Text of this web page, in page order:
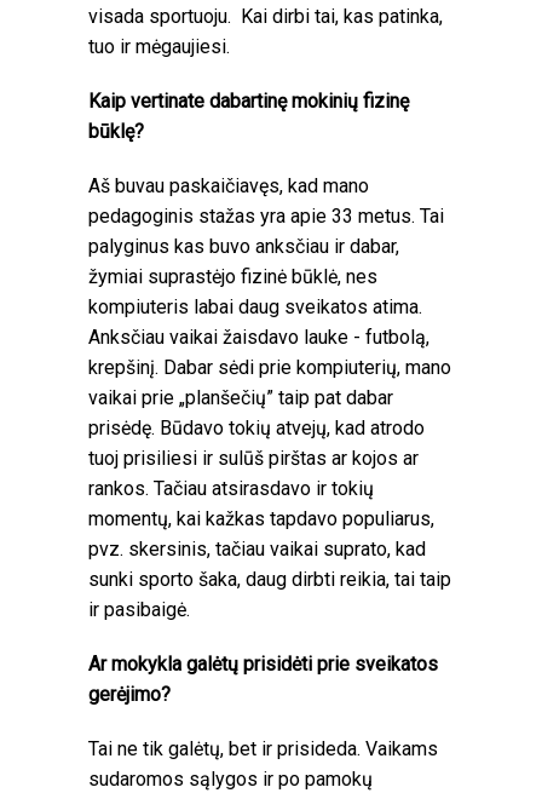
visada sportuoju. Kai dirbi tai, kas patinka,
tuo ir mėgaujiesi.
Kaip vertinate dabartinę mokinių fizinę
būklę?
Aš buvau paskaičiavęs, kad mano
pedagoginis stažas yra apie 33 metus. Tai
palyginus kas buvo anksčiau ir dabar,
žymiai suprastėjo fizinė būklė, nes
kompiuteris labai daug sveikatos atima.
Anksčiau vaikai žaisdavo lauke - futbolą,
krepšinį. Dabar sėdi prie kompiuterių, mano
vaikai prie „planšečių” taip pat dabar
prisėdę. Būdavo tokių atvejų, kad atrodo
tuoj prisiliesi ir sulūš pirštas ar kojos ar
rankos. Tačiau atsirasdavo ir tokių
momentų, kai kažkas tapdavo populiarus,
pvz. skersinis, tačiau vaikai suprato, kad
sunki sporto šaka, daug dirbti reikia, tai taip
ir pasibaigė.
Ar mokykla galėtų prisidėti prie sveikatos
gerėjimo?
Tai ne tik galėtų, bet ir prisideda. Vaikams
sudaromos sąlygos ir po pamokų